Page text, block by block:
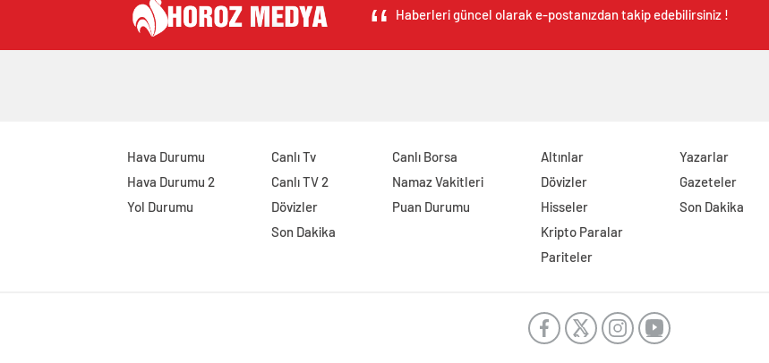
Haberleri güncel olarak e-postanızdan takip edebilirsiniz !
Hava Durumu
Hava Durumu 2
Yol Durumu
Canlı Tv
Canlı TV 2
Dövizler
Son Dakika
Canlı Borsa
Namaz Vakitleri
Puan Durumu
Altınlar
Dövizler
Hisseler
Kripto Paralar
Pariteler
Yazarlar
Gazeteler
Son Dakika